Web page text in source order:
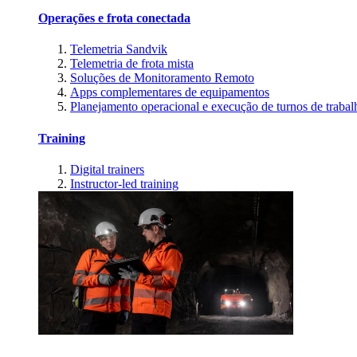
Operações e frota conectada
Telemetria Sandvik
Telemetria de frota mista
Soluções de Monitoramento Remoto
Apps complementares de equipamentos
Planejamento operacional e execução de turnos de
Training
Digital trainers
Instructor-led training